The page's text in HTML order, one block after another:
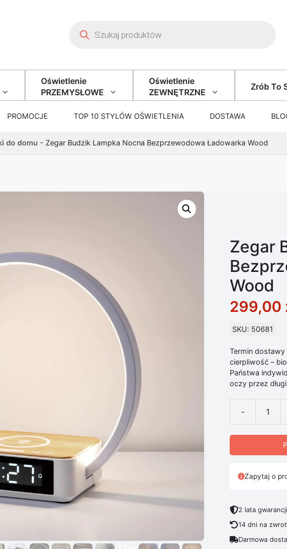
Oświetlenie
PRZEMYSŁOWE
Oświetlenie
ZEWNĘTRZNE
Zrób To
PROMOCJE TOP 10 STYLÓW OŚWIETLENIA DOSTAWA
do domu - Zegar Budzik Lampka Nocna Bezprzewodowa Ładowarka Wood
Zegar
Wood
299,00
SKU: 50681
Termin
cierpliwość –
Państwa
oczy przez
-
ilość Zegar
Zapytaj o
2 lata
14 dni na
Darmowa